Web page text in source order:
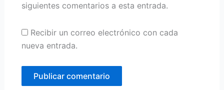
siguientes comentarios a esta entrada.
Recibir un correo electrónico con cada
nueva entrada.